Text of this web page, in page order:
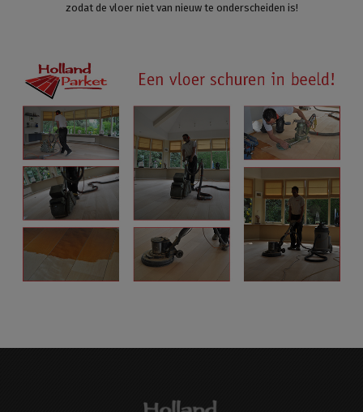
zodat de vloer niet van nieuw te onderscheiden is!